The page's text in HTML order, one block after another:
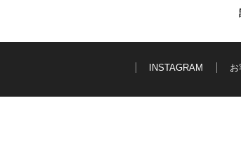
INSTAGRAM